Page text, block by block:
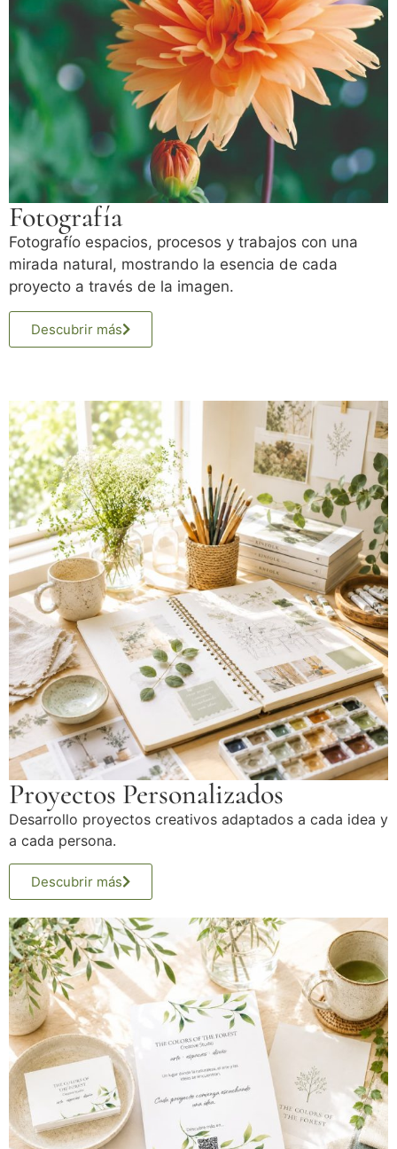
Fotografía
Fotografío espacios, procesos y trabajos con una
mirada natural, mostrando la esencia de cada
proyecto a través de la imagen.
Descubrir más
Proyectos Personalizados
Desarrollo proyectos creativos adaptados a cada idea y
a cada persona.
Descubrir más